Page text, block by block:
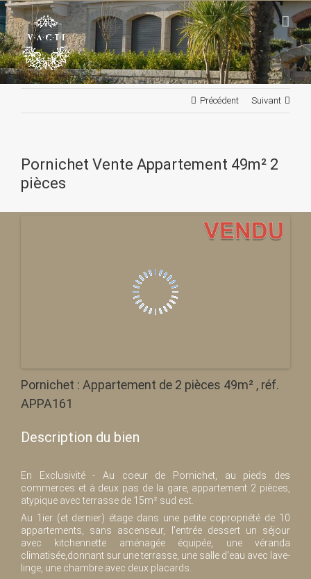
Passer
au
contenu
Précédent Suivant
Pornichet Vente Appartement 49m² 2
pièces
Pornichet : Appartement de 2 pièces 49m² , réf.
APPA161
Description du bien
En Exclusivité - Au coeur de Pornichet, au pieds des
commerces et à deux pas de la gare, appartement 2 pièces,
atypique avec terrasse de 15m² sud est.
Au 1ier (et dernier) étage dans une petite copropriété de 10
appartements, sans ascenseur, l'entrée dessert un séjour
avec kitchennette aménagée équipée, une véranda
climatisée,donnant sur une terrasse, une salle d'eau avec lave-
linge, une chambre avec deux placards.